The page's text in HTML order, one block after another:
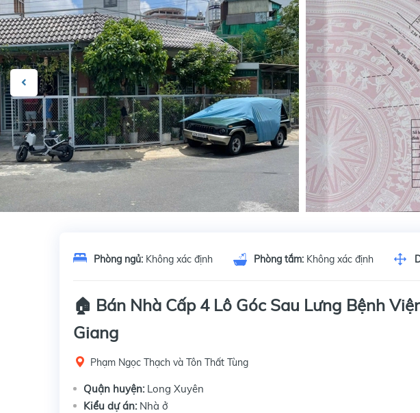
Phòng ngủ: Không xác định Phòng tắm: Không xác định
🏠 Bán Nhà Cấp 4 Lô Góc Sau Lưng Bệnh
Giang
Phạm Ngọc Thạch và Tôn Thất Tùng
Quận huyện: Long Xuyên
Kiểu dự án: Nhà ở